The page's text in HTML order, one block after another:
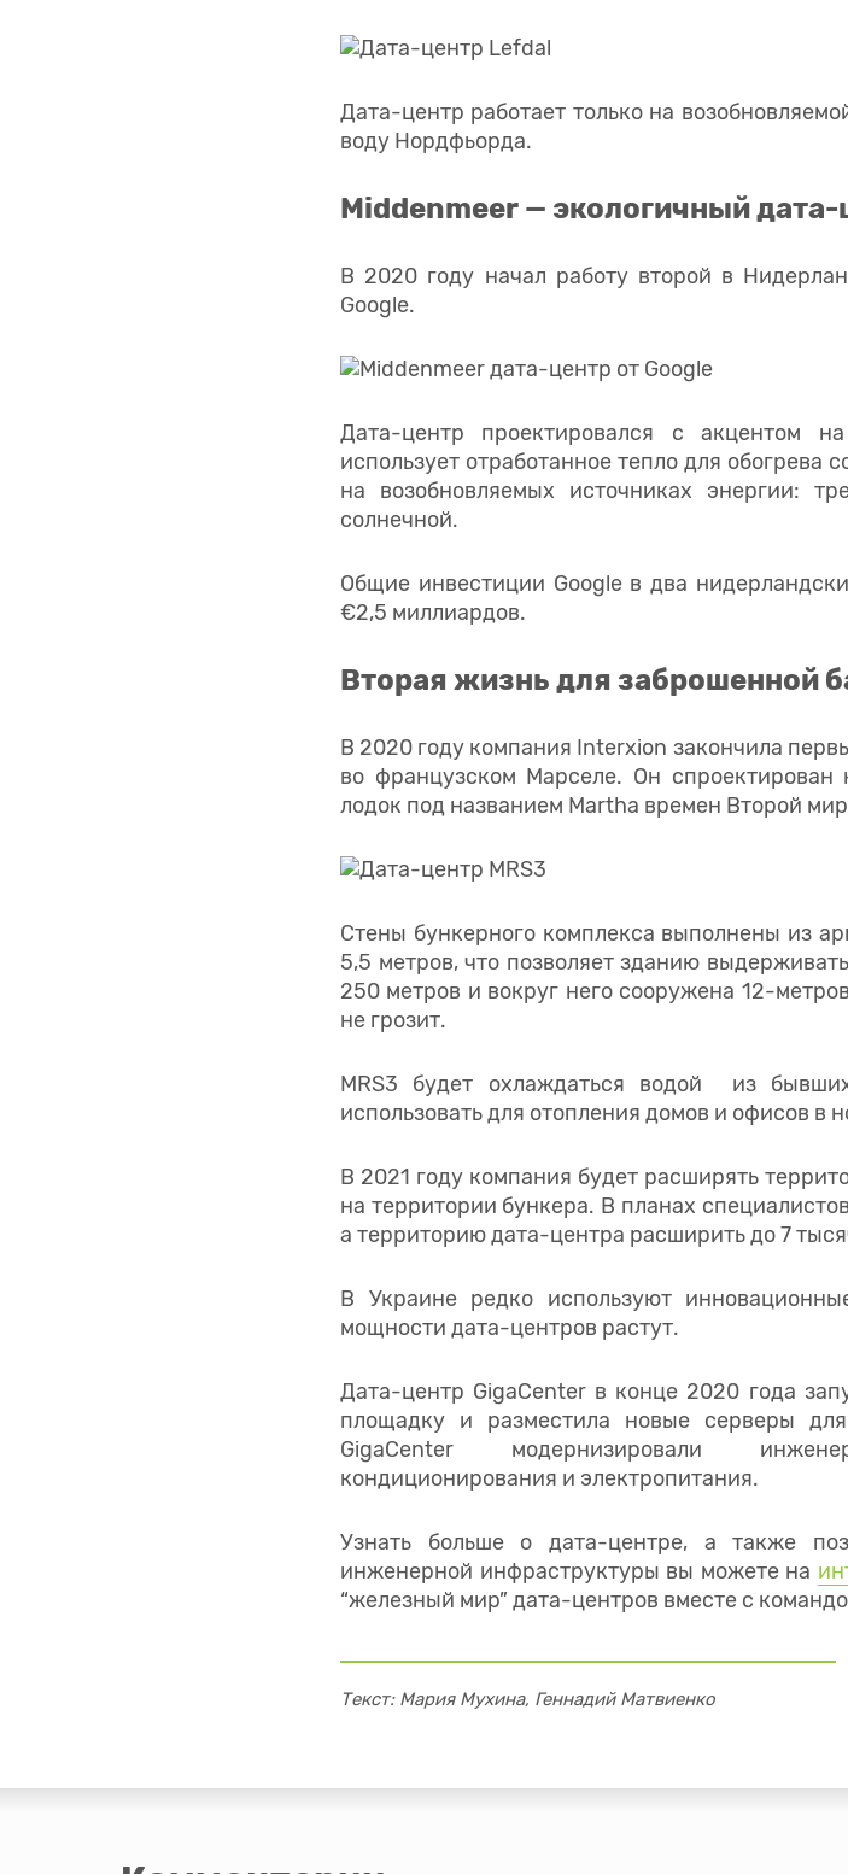
Дата-центр работает только на
воду Нордфьорда.
Middenmeer — экологичный дата-
В 2020 году начал работу второй в
Google.
Дата-центр проектировался с акцентом
использует отработанное тепло для обогрева
на возобновляемых источниках энергии:
солнечной.
Общие инвестиции Google в два
€2,5 миллиардов.
Вторая жизнь для заброшенной
В 2020 году компания Interxion закончила
во французском Марселе. Он
лодок под названием Martha времен Второй
Стены бункерного комплекса выполнены из
5,5 метров, что позволяет зданию
250 метров и вокруг него сооружена 12-
не грозит.
MRS3 будет охлаждаться водой из
использовать для отопления домов и офисов в
В 2021 году компания будет расширять
на территории бункера. В планах
а территорию дата-центра расширить до 7
В Украине редко используют
мощности дата-центров растут.
Дата-центр GigaCenter в конце 2020 года
площадку и разместила новые серверы
GigaCenter модернизировали
кондиционирования и электропитания.
Узнать больше о дата-центре, а также
инженерной инфраструктуры вы можете на
“железный мир” дата-центров вместе с
Текст: Мария Мухина, Геннадий Матвиенко